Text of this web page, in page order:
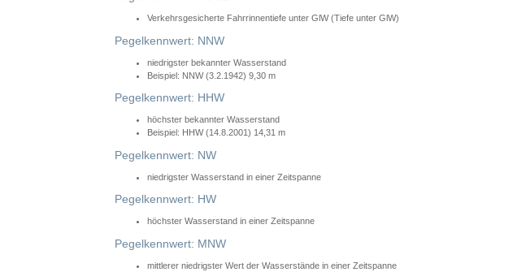
Verkehrsgesicherte Fahrrinnentiefe unter GlW (Tiefe unter GlW)
Pegelkennwert: NNW
niedrigster bekannter Wasserstand
Beispiel: NNW (3.2.1942) 9,30 m
Pegelkennwert: HHW
höchster bekannter Wasserstand
Beispiel: HHW (14.8.2001) 14,31 m
Pegelkennwert: NW
niedrigster Wasserstand in einer Zeitspanne
Pegelkennwert: HW
höchster Wasserstand in einer Zeitspanne
Pegelkennwert: MNW
mittlerer niedrigster Wert der Wasserstände in einer Zeitspanne